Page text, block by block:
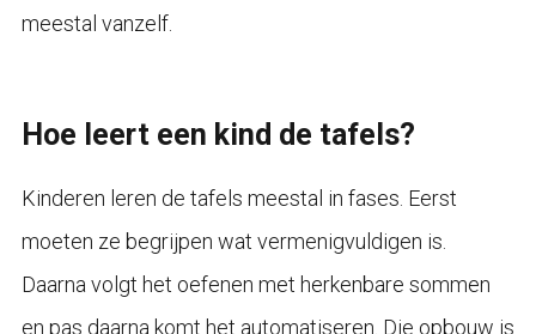
meestal vanzelf.
Hoe leert een kind de tafels?
Kinderen leren de tafels meestal in fases. Eerst
moeten ze begrijpen wat vermenigvuldigen is.
Daarna volgt het oefenen met herkenbare sommen
en pas daarna komt het automatiseren. Die opbouw is